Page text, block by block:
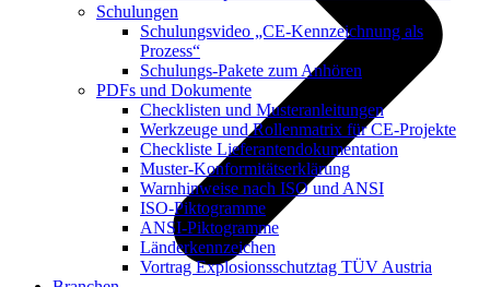
Schulungen
Schulungsvideo „CE-Kennzeichnung als
Prozess“
Schulungs-Pakete zum Anhören
PDFs und Dokumente
Checklisten und Musteranleitungen
Werkzeuge und Rollenmatrix für CE-Projekte
Checkliste Lieferantendokumentation
Muster-Konformitätserklärung
Warnhinweise nach ISO und ANSI
ISO-Piktogramme
ANSI-Piktogramme
Länderkennzeichen
Vortrag Explosionsschutztag TÜV Austria